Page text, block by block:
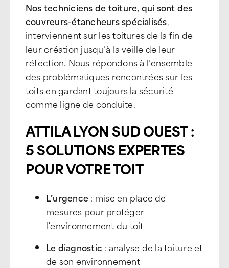
Nos techniciens de toiture, qui sont des
couvreurs-étancheurs spécialisés,
interviennent sur les toitures de la fin de
leur création jusqu’à la veille de leur
réfection. Nous répondons à l’ensemble
des problématiques rencontrées sur les
toits en gardant toujours la sécurité
comme ligne de conduite.
ATTILA LYON SUD OUEST :
5 SOLUTIONS EXPERTES
POUR VOTRE TOIT
L’urgence: mise en place de
mesures pour protéger
l’environnement du toit
Le diagnostic: analyse de la toiture et
de son environnement